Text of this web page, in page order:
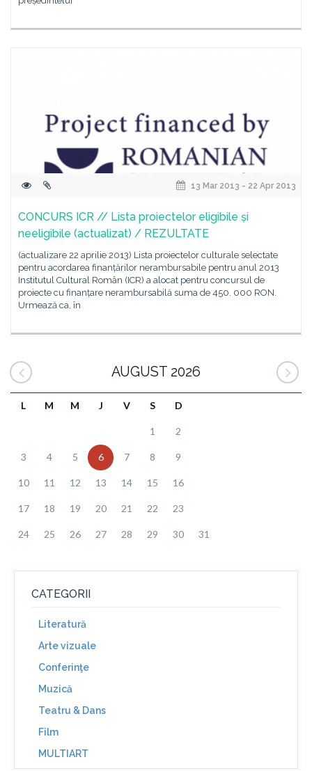
13 Mar 2013 - 22 Apr 2013
CONCURS ICR // Lista proiectelor eligibile și
neeligibile (actualizat) / REZULTATE
(actualizare 22 aprilie 2013) Lista proiectelor culturale selectate
pentru acordarea finanțărilor nerambursabile pentru anul 2013
Institutul Cultural Român (ICR) a alocat pentru concursul de
proiecte cu finanțare nerambursabilă suma de 450. 000 RON.
Urmează ca, în
AUGUST 2026
L M M J V S D
1 2
3 4 5 6 7 8 9
10 11 12 13 14 15 16
17 18 19 20 21 22 23
24 25 26 27 28 29 30 31
CATEGORII
Literatură
Arte vizuale
Conferinţe
Muzică
Teatru & Dans
Film
MULTIART